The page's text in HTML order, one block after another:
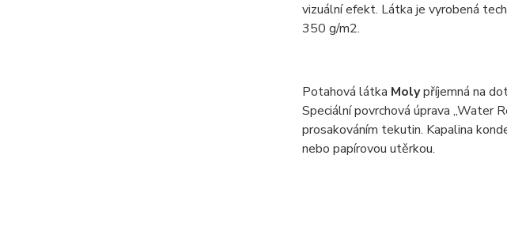
vizuální efekt. Látka je vyrobená
350 g/m2.
Potahová látka Molypříjemná na
Speciální povrchová úprava „Water
prosakováním tekutin. Kapalina
nebo papírovou utěrkou.